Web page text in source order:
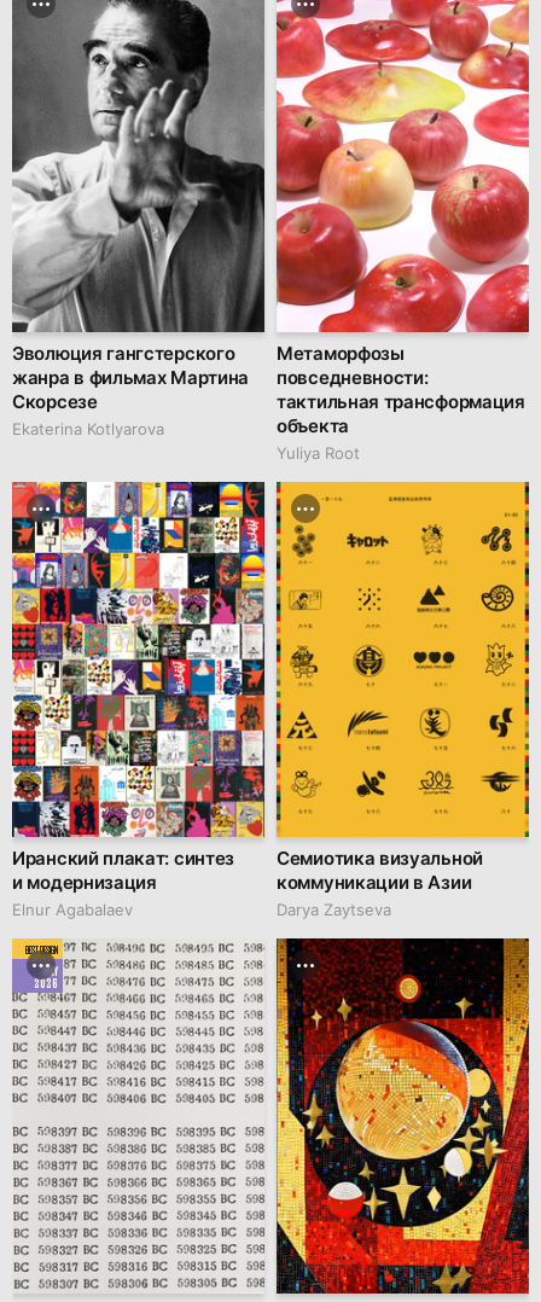
Эволюция гангстерского
жанра в фильмах Мартина
Скорсезе
Ekaterina Kotlyarova
Метаморфозы
повседневности:
тактильная трансформация
объекта
Yuliya Root
Иранский плакат: синтез
и модернизация
Elnur Agabalaev
Семиотика визуальной
коммуникации в Азии
Darya Zaytseva
BEST DESIGN
MAY
2026